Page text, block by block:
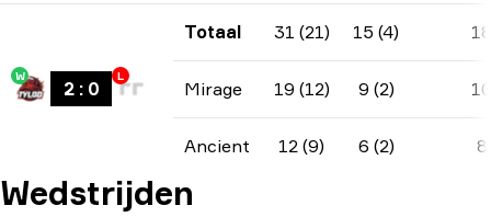
W
2: 0
L
Totaal 31 (21) 15 (4) 18
Mirage 19 (12) 9 (2) 10
Ancient 12 (9) 6 (2) 8
Wedstrijden